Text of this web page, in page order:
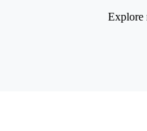
Explore